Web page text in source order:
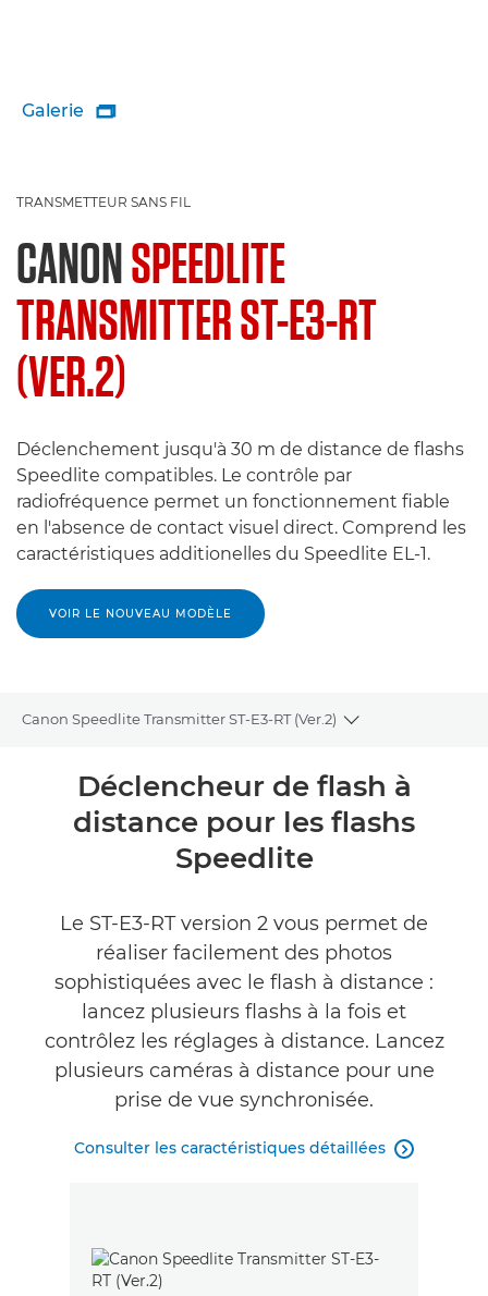
Galerie 
TRANSMETTEUR SANS FIL
CANONSPEEDLITE
TRANSMITTER ST-E3-RT
(VER.2)
Déclenchement jusqu'à 30 m de distance de flashs
Speedlite compatibles. Le contrôle par
radiofréquence permet un fonctionnement fiable
en l'absence de contact visuel direct. Comprend les
caractéristiques additionelles du Speedlite EL-1.
VOIR LE NOUVEAU MODÈLE
Canon Speedlite Transmitter ST-E3-RT (Ver.2)
Toggle
Présentation
Caractéristiques
Déclencheur de flash à
distance pour les flashs
Speedlite
Le ST-E3-RT version 2 vous permet de
réaliser facilement des photos
sophistiquées avec le flash à distance :
lancez plusieurs flashs à la fois et
contrôlez les réglages à distance. Lancez
plusieurs caméras à distance pour une
prise de vue synchronisée.
Consulter les caractéristiques détaillées 